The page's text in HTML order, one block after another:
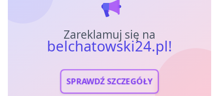
Zareklamuj się na
belchatowski24.pl!
SPRAWDŹ SZCZEGÓŁY